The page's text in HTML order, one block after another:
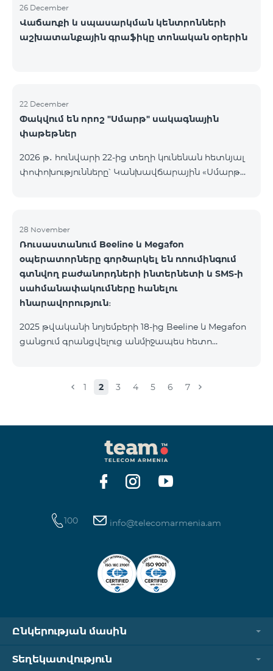
26 December
Վաճառքի և սպասարկման կենտրոնների
աշխատանքային գրաֆիկը տոնական օրերին
22 December
Փակվում են որոշ "Սմարթ" սակագնային
փաթեթներ
2026 թ․ հունվարի 22-ից տեղի կունենան հետևյալ
փոփոխությունները՝ Կանխավճարային «Սմարթ
սակագնային փաթեթին, որի շրջանակներում
կստանան անսահմանափակ ինտերնետ, 2000
րոպե դեպի ՀՀ բոլոր ցանցեր, ԱՄՆ, Կանադա, ՌԴ
Beeline և Tele2 ցանցեր, 500 SMS, 200 ՄԲ
ռոումինգում, 60 TV ալիք։ «BeFree 5000 unlimit»
սակագնային փաթեթի ամսավճարը կազմում է
սակագնային փաթեթը կդադարի գ
28 November
Ռուսաստանում Beeline և Megafon
օպերատորները գործարկել են ռոումինգում
գտնվող բաժանորդների ինտերնետի և SMS-ի
սահմանափակումները հանելու
հնարավորություն։
2025 թվականի նոյեմբերի 18-ից Beeline և Megafon
ցանցում գրանցվելուց անմիջապես հետո
էջին։ Ստուգումը հաջողությամբ անցնելուց հետո
կերպով։ Խնդրում ենք ուշադրություն դարձնել, որ
Captcha հղումն աշխատում է միայն
համապատասխան օպերատորի բջջային
ցանցին միացված լինելու դեպքում։ Wi-Fi-ը և VPN-
ը պետք է անջատված լինեն, հակառակ դեպքում
1 2 3 4 5 6 7
100 info@telecomarmenia.am
Ընկերության մասին
Տեղեկատվություն